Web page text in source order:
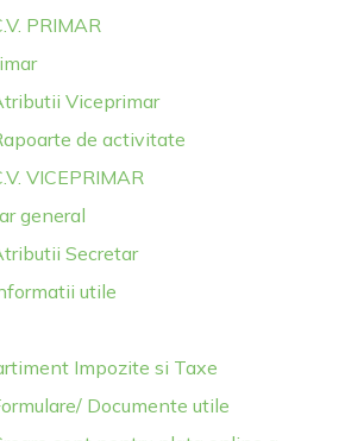
PRIMAR
Viceprimar
de activitate
VICEPRIMAR
general
Secretar
utile
Impozite si Taxe
Documente utile